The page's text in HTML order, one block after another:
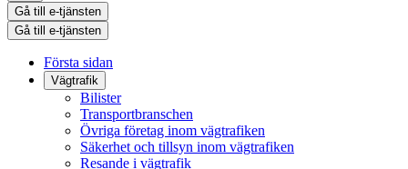
Gå till e-tjänsten
Gå till e-tjänsten
Första sidan
Vägtrafik
Bilister
Transportbranschen
Övriga företag inom vägtrafiken
Säkerhet och tillsyn inom vägtrafiken
Resande i vägtrafik